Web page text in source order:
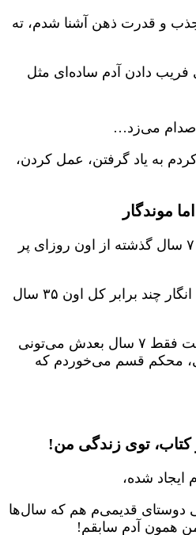
جذب و قدرت ذهن آشنا شدم، ته
فریب دادن آدم ساده‌ای مثل
صدام می‌زد…
به یاد گرفتن، عمل کردن،
موندگار
الان که فکر می‌کنم، دقیقاً ۷ سال گذشته از اون روزای پر
ولی توی همین هفت سال، انگار چند برابر کل اون ۳۵ سال
اگه اون موقع کسی می‌گفت فقط ۷ سال بعدش می‌تونی
محکم قسم می‌خوردم که
کتاب، توی زندگی من!
ایجاد شده،
دوستای قدیمی‌م هم که سال‌ها
همون آدم سابقم!